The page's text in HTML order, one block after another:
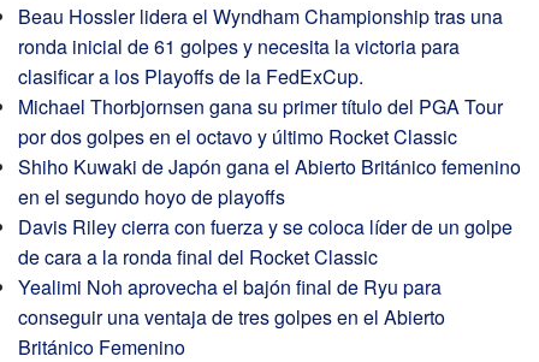
Beau Hossler lidera el Wyndham Championship tras una
ronda inicial de 61 golpes y necesita la victoria para
clasificar a los Playoffs de la FedExCup.
Michael Thorbjornsen gana su primer título del PGA Tour
por dos golpes en el octavo y último Rocket Classic
Shiho Kuwaki de Japón gana el Abierto Británico femenino
en el segundo hoyo de playoffs
Davis Riley cierra con fuerza y ​​se coloca líder de un golpe
de cara a la ronda final del Rocket Classic
Yealimi Noh aprovecha el bajón final de Ryu para
conseguir una ventaja de tres golpes en el Abierto
Británico Femenino